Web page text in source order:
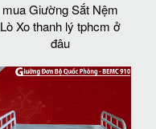
mua Giường Sắt Nệm
Lò Xo thanh lý tphcm ở
đâu